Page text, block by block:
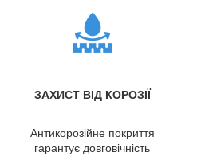
ЗАХИСТ ВІД КОРОЗІЇ
Антикорозійне покриття
гарантує довговічність